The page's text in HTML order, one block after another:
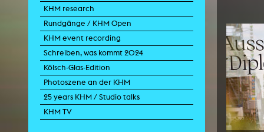
KHM research
Rundgänge / KHM Open
KHM event recording
Schreiben, was kommt 2024
Kölsch-Glas-Edition
Photoszene an der KHM
25 years KHM / Studio talks
KHM TV
Creative
Film
Video Art